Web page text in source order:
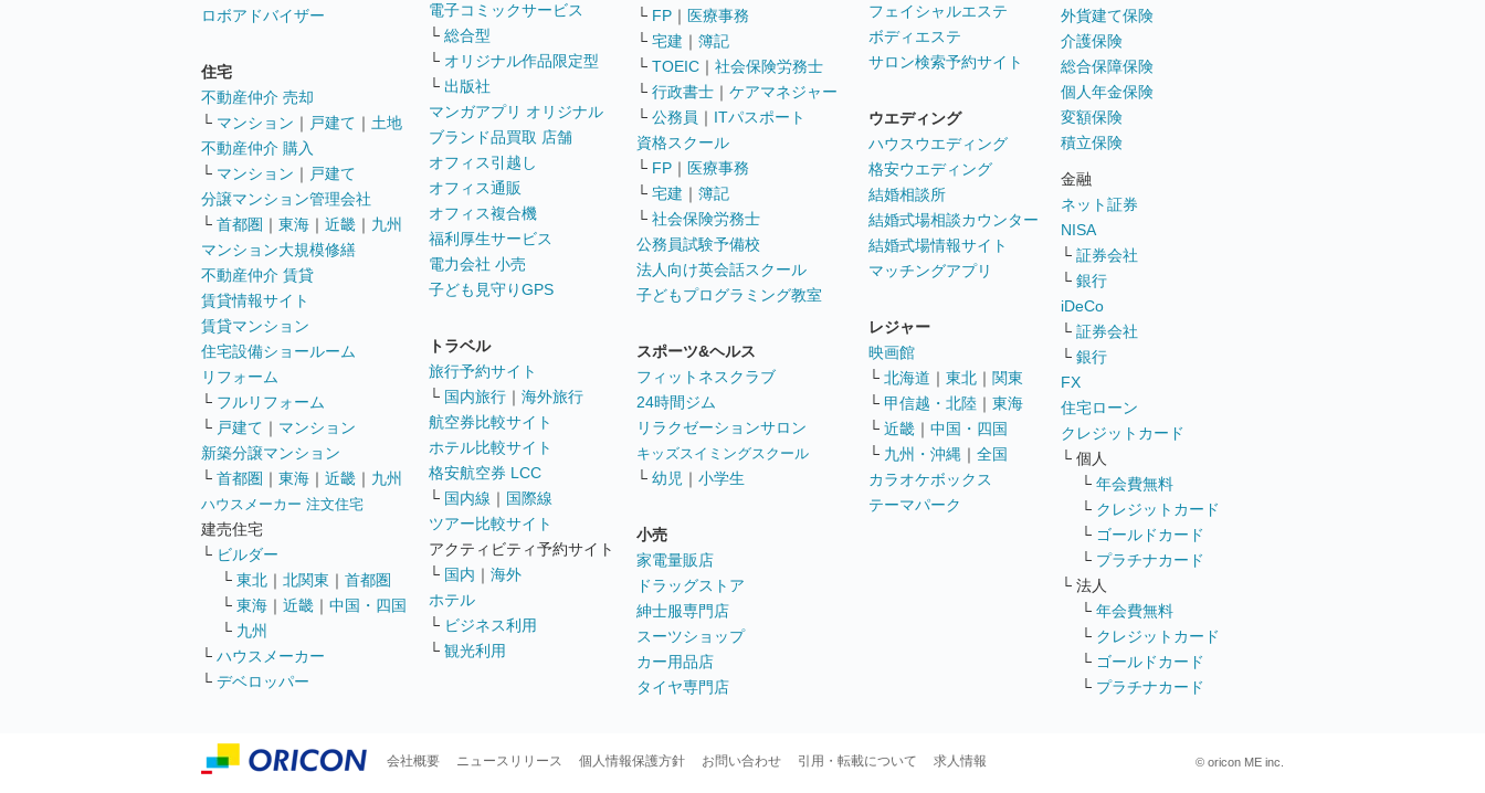
ロボアドバイザー
住宅
不動産仲介 売却
└ マンション ｜ 戸建て ｜ 土地
不動産仲介 購入
└ マンション ｜ 戸建て
分譲マンション管理会社
└ 首都圏 ｜ 東海 ｜ 近畿 ｜ 九州
マンション大規模修繕
不動産仲介 賃貸
賃貸情報サイト
賃貸マンション
住宅設備ショールーム
リフォーム
└ フルリフォーム
└ 戸建て ｜ マンション
新築分譲マンション
└ 首都圏 ｜ 東海 ｜ 近畿 ｜ 九州
ハウスメーカー 注文住宅
建売住宅
└ ビルダー
└ 東北 ｜ 北関東 ｜ 首都圏
└ 東海 ｜ 近畿 ｜ 中国・四国
└ 九州
└ ハウスメーカー
└ デベロッパー
電子コミックサービス
└ 総合型
└ オリジナル作品限定型
└ 出版社
マンガアプリ オリジナル
ブランド品買取 店舗
オフィス引越し
オフィス通販
オフィス複合機
福利厚生サービス
電力会社 小売
子ども見守りGPS
トラベル
旅行予約サイト
└ 国内旅行 ｜ 海外旅行
航空券比較サイト
ホテル比較サイト
格安航空券 LCC
└ 国内線 ｜ 国際線
ツアー比較サイト
アクティビティ予約サイト
└ 国内 ｜ 海外
ホテル
└ ビジネス利用
└ 観光利用
└ FP ｜ 医療事務
└ 宅建 ｜ 簿記
└ TOEIC ｜ 社会保険労務士
└ 行政書士 ｜ ケアマネジャー
└ 公務員 ｜ ITパスポート
資格スクール
└ FP ｜ 医療事務
└ 宅建 ｜ 簿記
└ 社会保険労務士
公務員試験予備校
法人向け英会話スクール
子どもプログラミング教室
スポーツ&ヘルス
フィットネスクラブ
24時間ジム
リラクゼーションサロン
キッズスイミングスクール
└ 幼児 ｜ 小学生
小売
家電量販店
ドラッグストア
紳士服専門店
スーツショップ
カー用品店
タイヤ専門店
フェイシャルエステ
ボディエステ
サロン検索予約サイト
ウエディング
ハウスウエディング
格安ウエディング
結婚相談所
結婚式場相談カウンター
結婚式場情報サイト
マッチングアプリ
レジャー
映画館
└ 北海道 ｜ 東北 ｜ 関東
└ 甲信越・北陸 ｜ 東海
└ 近畿 ｜ 中国・四国
└ 九州・沖縄 ｜ 全国
カラオケボックス
テーマパーク
外貨建て保険
介護保険
総合保障保険
個人年金保険
変額保険
積立保険
金融
ネット証券
NISA
└ 証券会社
└ 銀行
iDeCo
└ 証券会社
└ 銀行
FX
住宅ローン
クレジットカード
└ 個人
└ 年会費無料
└ クレジットカード
└ ゴールドカード
└ プラチナカード
└ 法人
└ 年会費無料
└ クレジットカード
└ ゴールドカード
└ プラチナカード
会社概要 ニュースリリース 個人情報保護方針 お問い合わせ 引用・転載について 求人情報 © oricon ME inc.